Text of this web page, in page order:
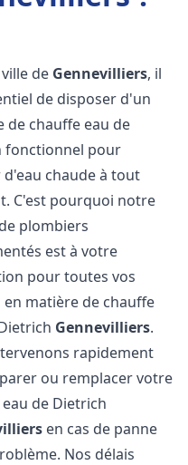
de Gennevilliers, il
de disposer d'un
de chauffe eau de
fonctionnel pour
chaude à tout
C'est pourquoi notre
plombiers
est à votre
pour toutes vos
en matière de chauffe
Gennevilliers.
rapidement
ou remplacer votre
de Dietrich
en cas de panne
Nos délais